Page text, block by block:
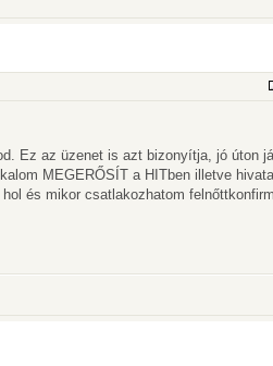
Ez az üzenet is azt bizonyítja, jó úton
MEGERŐSÍT a HITben illetve
és mikor csatlakozhatom